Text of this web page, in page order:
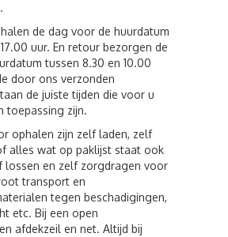
de dag voor de huurdatum
uur. En retour bezorgen de
tussen 8.30 en 10.00
door ons verzonden
de juiste tijden die voor u
toepassing zijn.
ophalen zijn zelf laden, zelf
alles wat op paklijst staat ook
lossen en zelf zorgdragen voor
transport en
tegen beschadigingen,
etc. Bij een open
afdekzeil en net. Altijd bij